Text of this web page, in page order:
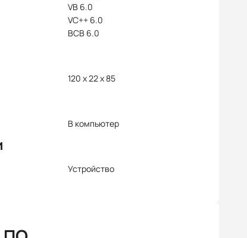
VB 6.0
VC++ 6.0
BCB 6.0
120 x 22 x 85
В компьютер
Устройство